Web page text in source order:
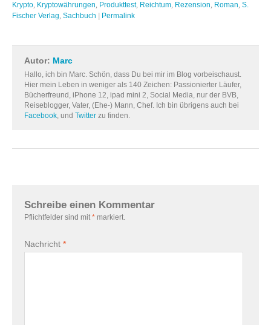
Krypto, Kryptowährungen, Produkttest, Reichtum, Rezension, Roman, S.
Fischer Verlag, Sachbuch Permalink
Autor: Marc
Hallo, ich bin Marc. Schön, dass Du bei mir im Blog vorbeischaust.
Hier mein Leben in weniger als 140 Zeichen: Passionierter Läufer,
Bücherfreund, iPhone 12, ipad mini 2, Social Media, nur der BVB,
Reiseblogger, Vater, (Ehe-) Mann, Chef. Ich bin übrigens auch bei
Facebook, und Twitter zu finden.
Schreibe einen Kommentar
Pflichtfelder sind mit * markiert.
Nachricht *